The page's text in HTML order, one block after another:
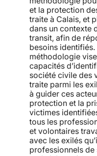
et la protection
traite à Calais, et
dans un contexte
transit, afin de
besoins identifiés.
méthodologie
capacités
société civile des
traite parmi les
à guider ces
protection et la
victimes
tous les
et volontaires
avec les exilés
professionnels de